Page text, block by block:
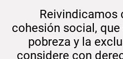
Reivindicamos
cohesión social,
pobreza y la
considere con